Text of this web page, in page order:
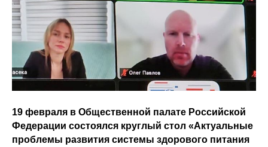
19 февраля в Общественной палате Российской
Федерации состоялся круглый стол «Актуальные
проблемы развития системы здорового питания